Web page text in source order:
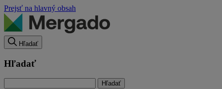
Prejsť na hlavný obsah
Hľadať
Hľadať